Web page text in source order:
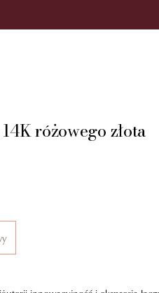
różowego złota